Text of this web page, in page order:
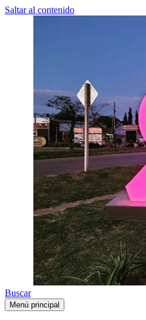
Saltar al contenido
Buscar
Menú principal